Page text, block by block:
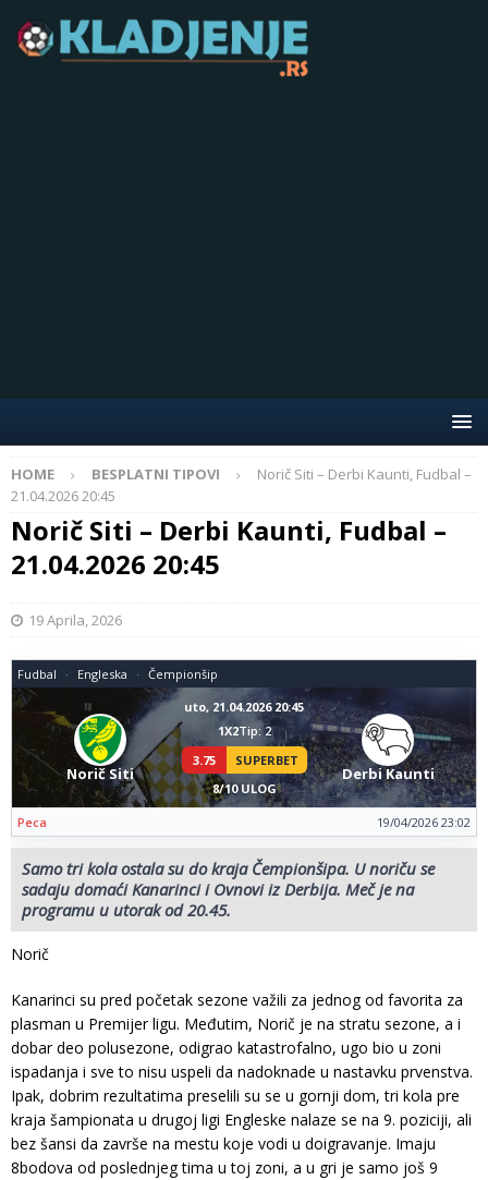
HOME BESPLATNI TIPOVI
Norič Siti – Derbi Kaunti, Fudbal –
21.04.2026 20:45
Norič Siti – Derbi Kaunti, Fudbal –
21.04.2026 20:45
19 Aprila, 2026
Fudbal Engleska Čempionšip
Norič Siti
uto, 21.04.2026 20:45
1X2Tip: 2
3.75
SUPERBET
8/10 ULOG
Derbi Kaunti
Peca 19/04/2026 23:02
Samo tri kola ostala su do kraja Čempionšipa. U noriču se
sadaju domaći Kanarinci i Ovnovi iz Derbija. Meč je na
programu u utorak od 20.45.
Norič
Kanarinci su pred početak sezone važili za jednog od favorita za
plasman u Premijer ligu. Međutim, Norič je na stratu sezone, a i
dobar deo polusezone, odigrao katastrofalno, ugo bio u zoni
ispadanja i sve to nisu uspeli da nadoknade u nastavku prvenstva.
Ipak, dobrim rezultatima preselili su se u gornji dom, tri kola pre
kraja šampionata u drugoj ligi Engleske nalaze se na 9. poziciji, ali
bez šansi da završe na mestu koje vodi u doigravanje. Imaju
8bodova od poslednjeg tima u toj zoni, a u gri je samo još 9